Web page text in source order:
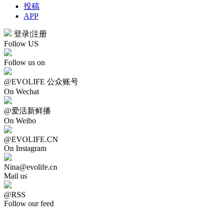
投稿
APP
登录|注册
Follow US
Follow us on
@EVOLIFE 公众账号
On Wechat
@爱活新鲜播
On Weibo
@EVOLIFE.CN
On Instagram
Nina@evolife.cn
Mail us
@RSS
Follow our feed